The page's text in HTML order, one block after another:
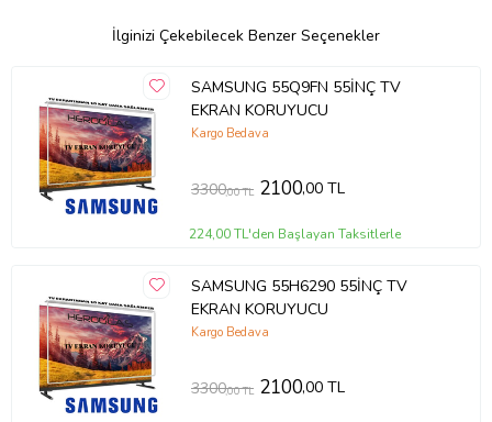
%100 şeffaflığa sahiptir. Televizyon ekranından 10 kat daha
sağlamdır . Cam gibi keskin değildir.Size ve çoçuklarınıza zarar
Ürünümüzü televizyonunuza birebir ölçüde yaptığımız için ve
tamamen şeffaf bir görünüme sahip olduğu için farkedilmez. Nemli
ve yumuşak mikrofiber bez ile kolaylıkla silebilirsiniz . Montajı kolay
ve zahmetsizdir. Servis gerekmemektedir . Ürünümüz özel
ambalajında son derece korunaklı bir şekilde gelmektedir . ''
HEROGLAS EVİNİZDEKİ KAHRAMAN '' Whatsap iletişim hattı :
05533058368
İlginizi Çekebilecek Benzer Seçenekler
SAMSUNG 55Q9FN 55İNÇ TV
EKRAN KORUYUCU
Kargo Bedava
3300,00 TL 2100,00 TL
224,00 TL'den Başlayan Taksitlerle
SAMSUNG 55H6290 55İNÇ TV
EKRAN KORUYUCU
Kargo Bedava
3300,00 TL 2100,00 TL